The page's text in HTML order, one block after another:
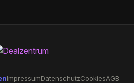
ImpressumDatenschutzCookiesAGB